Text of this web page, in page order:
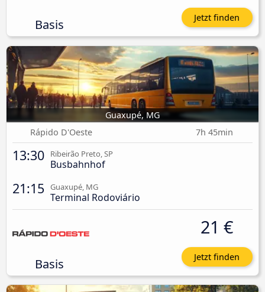
Basis Jetzt finden
Guaxupé, MG
Rápido D'Oeste
7h 45min
13:30 Ribeirão Preto, SP
Busbahnhof
21:15 Guaxupé, MG
Terminal Rodoviário
Basis
21 €
Jetzt finden